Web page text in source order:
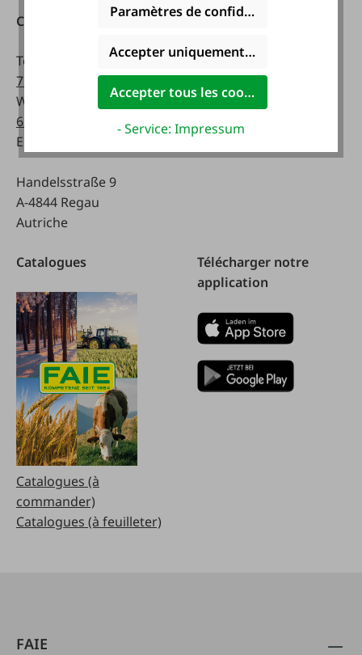
Contact
Téléphone :
0043 7672
716-0
WhatsApp :
0043 677
63514619
Email :
Handelsstraße 9
A-4844 Regau
Autriche
Heures d'ouverture:
lundi - vendredi:
8 a.m. - 5 p.m
Catalogues
Catalogues (à
commander)
Catalogues (à feuilleter)
Télécharger notre
application
FAIE
Paramètres de confidentialité
Accepter uniquement les cookies
Accepter tous les cookies
- Service: Impressum